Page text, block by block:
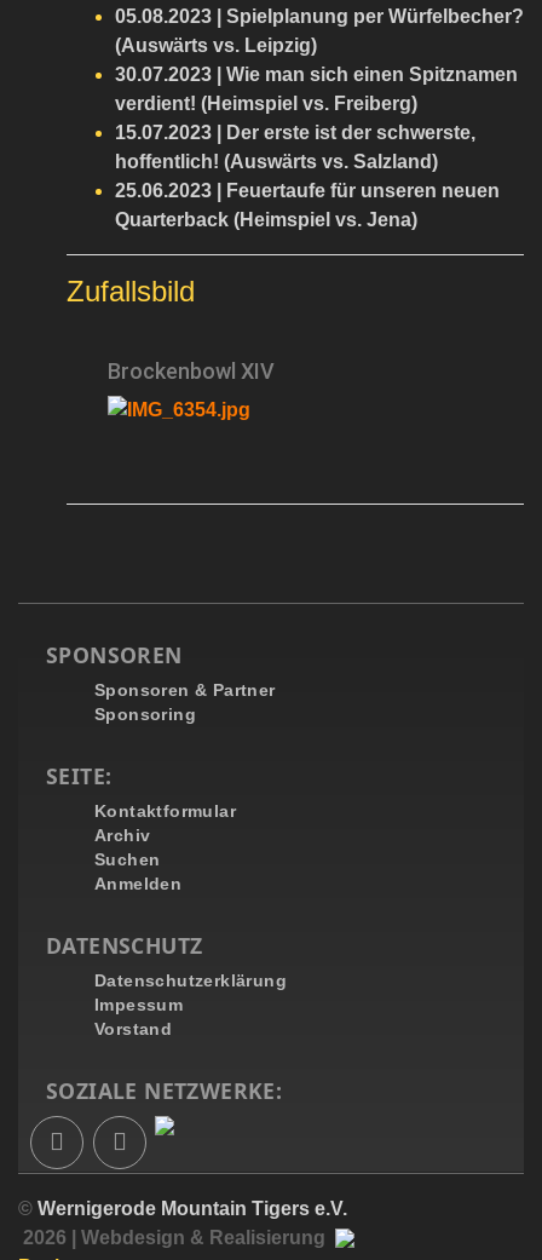
05.08.2023 | Spielplanung per Würfelbecher?
(Auswärts vs. Leipzig)
30.07.2023 | Wie man sich einen Spitznamen
verdient! (Heimspiel vs. Freiberg)
15.07.2023 | Der erste ist der schwerste,
hoffentlich! (Auswärts vs. Salzland)
25.06.2023 | Feuertaufe für unseren neuen
Quarterback (Heimspiel vs. Jena)
Zufallsbild
Brockenbowl XIV
SPONSOREN
Sponsoren & Partner
Sponsoring
SEITE:
Kontaktformular
Archiv
Suchen
Anmelden
DATENSCHUTZ
Datenschutzerklärung
Impessum
Vorstand
SOZIALE NETZWERKE:
© Wernigerode Mountain Tigers e.V.
2026 | Webdesign & Realisierung